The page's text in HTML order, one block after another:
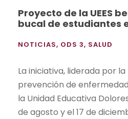
Proyecto de la UEES
bucal de estudiantes
NOTICIAS, ODS 3, SALUD
La iniciativa, liderada por la
prevención de
la Unidad Educativa
de agosto y el 17 de